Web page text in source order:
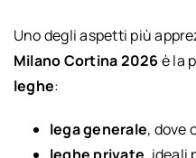
Uno degli aspetti più
Milano Cortina 2026 è la
leghe:
lega generale, dove